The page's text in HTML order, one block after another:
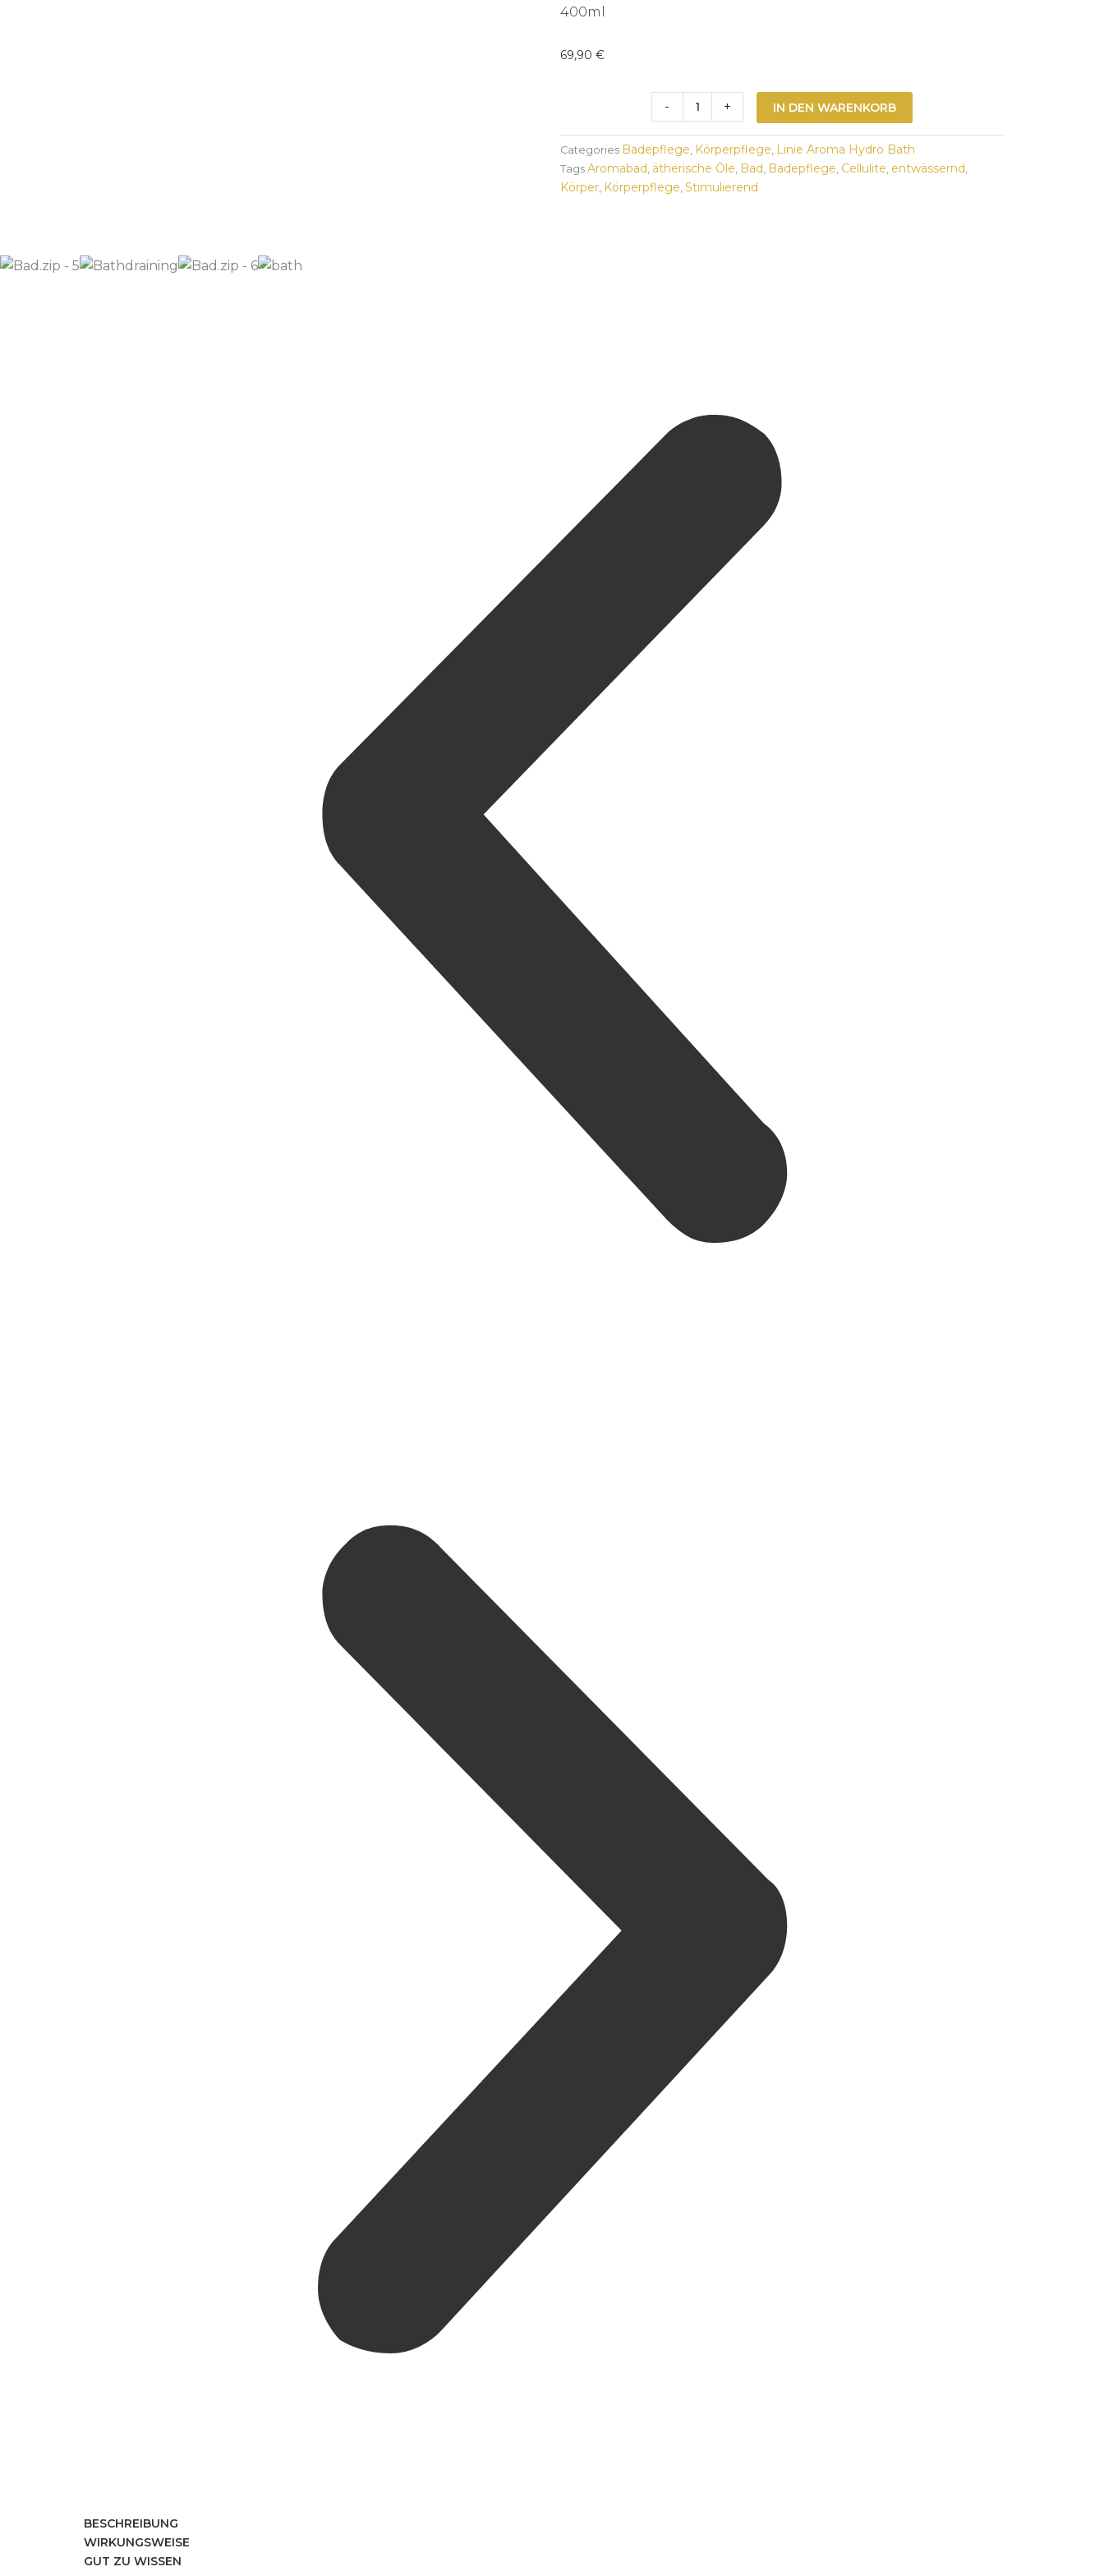
400ml
69,90 €
-
Bath
-
Draining
Menge
+ IN DEN WARENKORB
Categories Badepflege, Körperpflege, Linie Aroma Hydro Bath
Tags Aromabad, ätherische Öle, Bad, Badepflege, Cellulite, entwässernd,
Körper, Körperpflege, Stimulierend
BESCHREIBUNG
WIRKUNGSWEISE
GUT ZU WISSEN